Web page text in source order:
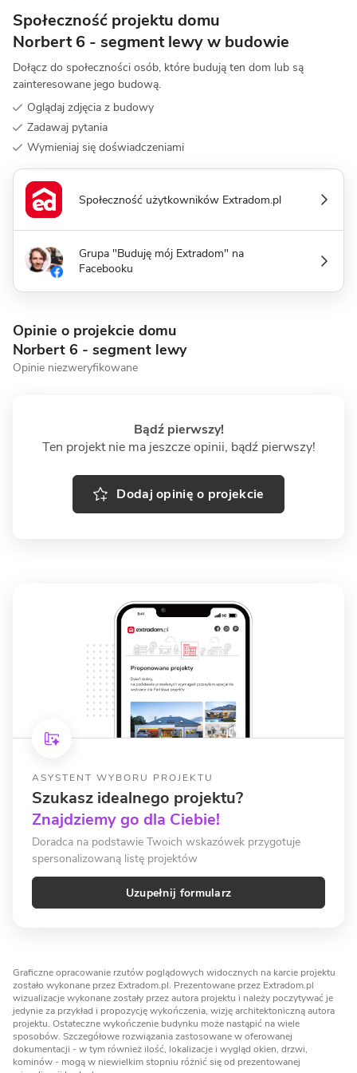
Społeczność projektu domu
Norbert 6 - segment lewy w budowie
Dołącz do społeczności osób, które budują ten dom lub są
zainteresowane jego budową.
Oglądaj zdjęcia z budowy
Zadawaj pytania
Wymieniaj się doświadczeniami
Społeczność użytkowników Extradom.pl
Grupa "Buduję mój Extradom" na
Facebooku
Opinie o projekcie domu
Norbert 6 - segment lewy
Opinie niezweryfikowane
Bądź pierwszy!
Ten projekt nie ma jeszcze opinii, bądź pierwszy!
Dodaj opinię o projekcie
ASYSTENT WYBORU PROJEKTU
Szukasz idealnego projektu?
Znajdziemy go dla Ciebie!
Doradca na podstawie Twoich wskazówek przygotuje
spersonalizowaną listę projektów
Uzupełnij formularz
Graficzne opracowanie rzutów poglądowych widocznych na karcie projektu
zostało wykonane przez Extradom.pl. Prezentowane przez Extradom.pl
wizualizacje wykonane zostały przez autora projektu i należy poczytywać je
jedynie za przykład i propozycję wykończenia, wizję architektoniczną autora
projektu. Ostateczne wykończenie budynku może nastąpić na wiele
sposobów. Szczegółowe rozwiązania zastosowane w oferowanej
dokumentacji - w tym również ilość, lokalizacje i wygląd okien, drzwi,
kominów - mogą w niewielkim stopniu różnić się od prezentowanej